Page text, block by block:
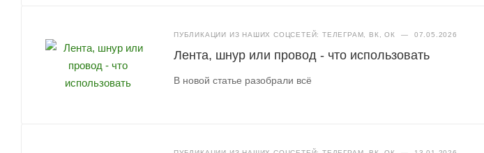
ПУБЛИКАЦИИ ИЗ НАШИХ СОЦСЕТЕЙ: ТЕЛЕГРАМ, ВК, ОК — 07.05.2026
Лента, шнур или провод - что использовать
В новой статье разобрали всё